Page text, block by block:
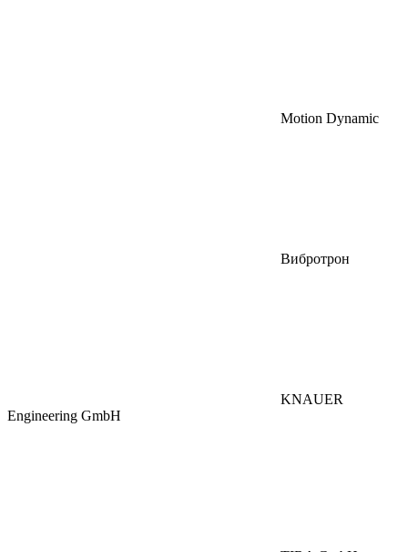
Motion Dynamic
Вибротрон
KNAUER
Engineering GmbH